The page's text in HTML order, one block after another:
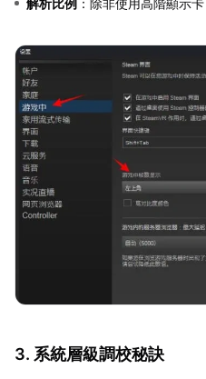
3. 系統層級調校秘訣